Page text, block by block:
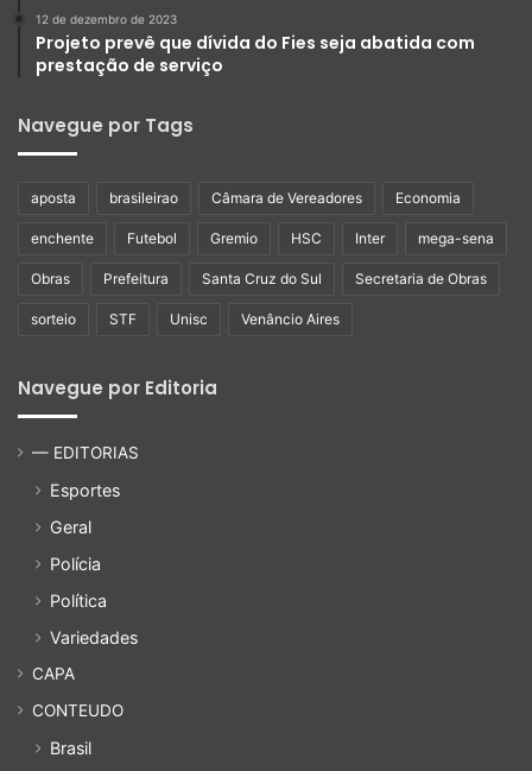
12 de dezembro de 2023
Projeto prevê que dívida do Fies seja abatida com
prestação de serviço
Navegue por Tags
aposta brasileirao Câmara de Vereadores Economia
enchente Futebol Gremio HSC Inter mega-sena
Obras Prefeitura Santa Cruz do Sul Secretaria de Obras
sorteio STF Unisc Venâncio Aires
Navegue por Editoria
— EDITORIAS
Esportes
Geral
Polícia
Política
Variedades
CAPA
CONTEUDO
Brasil